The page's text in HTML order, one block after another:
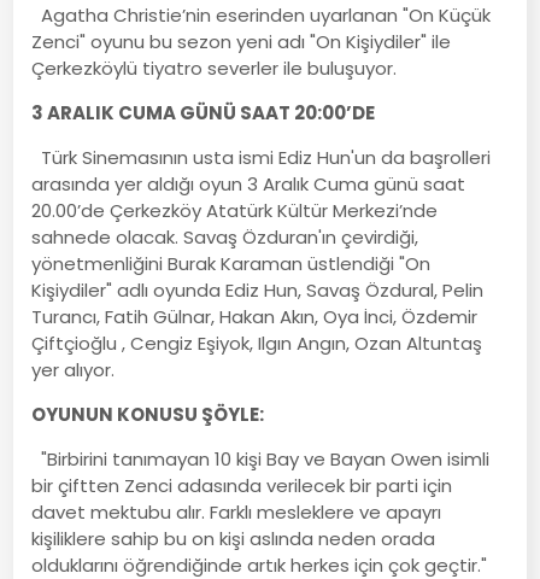
Agatha Christie’nin eserinden uyarlanan "On Küçük
Zenci" oyunu bu sezon yeni adı "On Kişiydiler" ile
Çerkezköylü tiyatro severler ile buluşuyor.
3 ARALIK CUMA GÜNÜ SAAT 20:00’DE
Türk Sinemasının usta ismi Ediz Hun'un da başrolleri
arasında yer aldığı oyun 3 Aralık Cuma günü saat
20.00’de Çerkezköy Atatürk Kültür Merkezi’nde
sahnede olacak. Savaş Özduran'ın çevirdiği,
yönetmenliğini Burak Karaman üstlendiği "On
Kişiydiler" adlı oyunda Ediz Hun, Savaş Özdural, Pelin
Turancı, Fatih Gülnar, Hakan Akın, Oya İnci, Özdemir
Çiftçioğlu , Cengiz Eşiyok, Ilgın Angın, Ozan Altuntaş
yer alıyor.
OYUNUN KONUSU ŞÖYLE:
"Birbirini tanımayan 10 kişi Bay ve Bayan Owen isimli
bir çiftten Zenci adasında verilecek bir parti için
davet mektubu alır. Farklı mesleklere ve apayrı
kişiliklere sahip bu on kişi aslında neden orada
olduklarını öğrendiğinde artık herkes için çok geçtir."